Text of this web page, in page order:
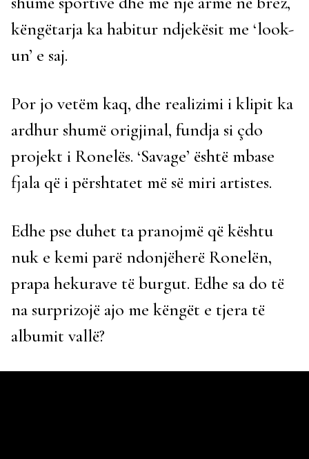
këngëtarja ka habitur ndjekësit me ‘look-
un’ e saj.
Por jo vetëm kaq, dhe realizimi i klipit ka
ardhur shumë origjinal, fundja si çdo
projekt i Ronelës. ‘Savage’ është mbase
fjala që i përshtatet më së miri artistes.
Edhe pse duhet ta pranojmë që kështu
nuk e kemi parë ndonjëherë Ronelën,
prapa hekurave të burgut. Edhe sa do të
na surprizojë ajo me këngët e tjera të
albumit vallë?